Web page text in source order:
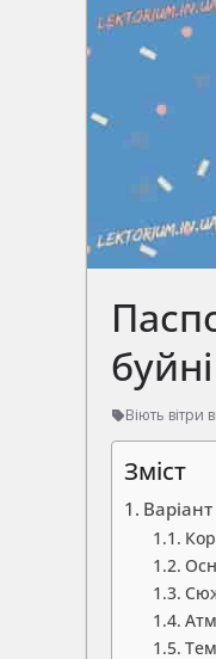
Віють вітри
Зміст
Варіант